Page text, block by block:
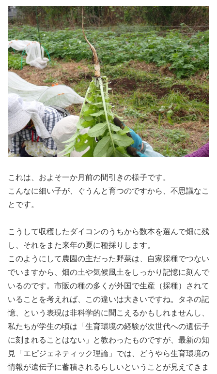
これは、およそ一か月前の間引きの様子です。
こんなに細い子が、ぐうんと育つのですから、不思議なこ
とです。
こうして収穫したダイコンのうちから数本を選んで畑に残
し、それをまた来年の夏に種採りします。
このようにして農園の主だった野菜は、自家採種でつない
でいますから、畑の土や気候風土をしっかり記憶に刻んで
いるのです。市販の種の多くが外国で生産（採種）されて
いることを考えれば、この違いは大きいですね。タネの記
憶、という表現は非科学的に聞こえるかもしれませんし、
私たちが学生の頃は「生育環境の経験が次世代への遺伝子
に刻まれることはない」と教わったものですが、最新の知
見「エピジェネティック理論」では、どうやら生育環境の
情報が遺伝子に蓄積されるらしいということが見えてきま